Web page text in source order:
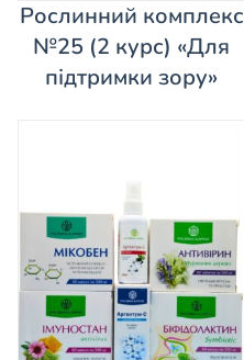
Рослинний комплекс
№25 (2 курс) «Для
підтримки зору»